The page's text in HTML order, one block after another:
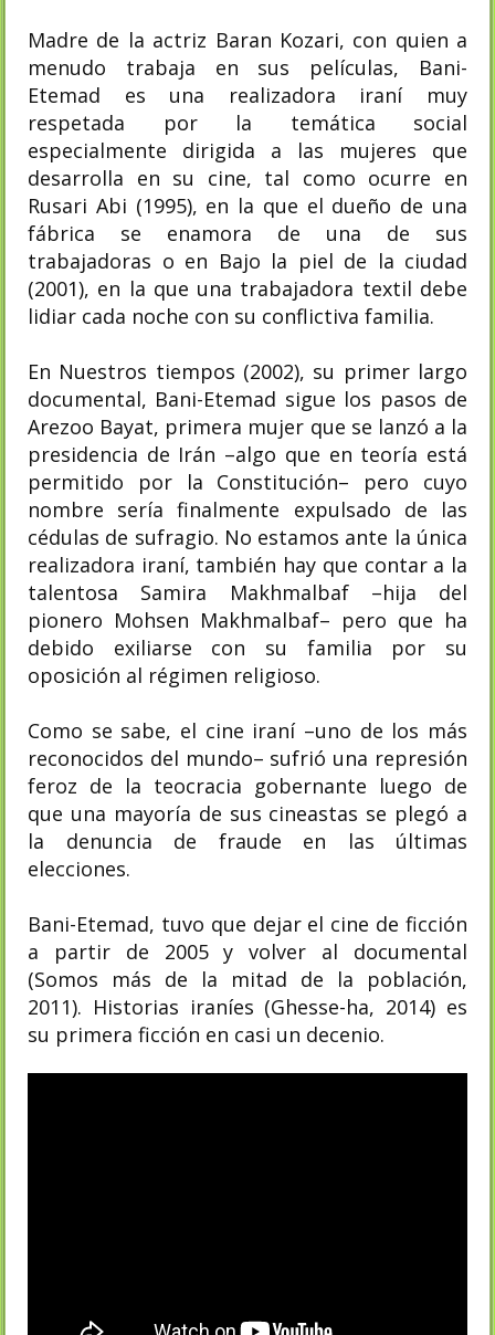
Madre de la actriz Baran Kozari, con quien a
menudo trabaja en sus películas, Bani-
Etemad es una realizadora iraní muy
respetada por la temática social
especialmente dirigida a las mujeres que
desarrolla en su cine, tal como ocurre en
Rusari Abi (1995), en la que el dueño de una
fábrica se enamora de una de sus
trabajadoras o en Bajo la piel de la ciudad
(2001), en la que una trabajadora textil debe
lidiar cada noche con su conflictiva familia.
En Nuestros tiempos (2002), su primer largo
documental, Bani-Etemad sigue los pasos de
Arezoo Bayat, primera mujer que se lanzó a la
presidencia de Irán –algo que en teoría está
permitido por la Constitución– pero cuyo
nombre sería finalmente expulsado de las
cédulas de sufragio. No estamos ante la única
realizadora iraní, también hay que contar a la
talentosa Samira Makhmalbaf –hija del
pionero Mohsen Makhmalbaf– pero que ha
debido exiliarse con su familia por su
oposición al régimen religioso.
Como se sabe, el cine iraní –uno de los más
reconocidos del mundo– sufrió una represión
feroz de la teocracia gobernante luego de
que una mayoría de sus cineastas se plegó a
la denuncia de fraude en las últimas
elecciones.
Bani-Etemad, tuvo que dejar el cine de ficción
a partir de 2005 y volver al documental
(Somos más de la mitad de la población,
2011). Historias iraníes (Ghesse-ha, 2014) es
su primera ficción en casi un decenio.